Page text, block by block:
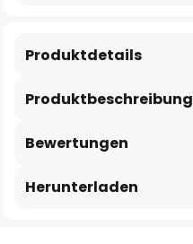
Produktbeschreibung
Produktdetails
Bewertungen
Herunterladen